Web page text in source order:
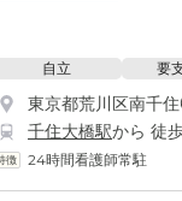
自立 要
東京都荒川区南千
千住大橋駅から 徒
24時間看護師常駐